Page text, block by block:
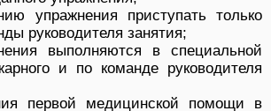
упражнения приступать только
руководителя занятия;
выполняются в специальной
и по команде руководителя
первой медицинской помощи в